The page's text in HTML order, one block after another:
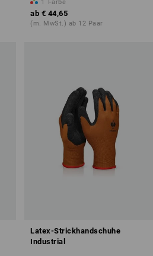
1 Farbe
ab € 44,65
(m. MwSt.) ab 12 Paar
Latex-Strickhandschuhe
Industrial